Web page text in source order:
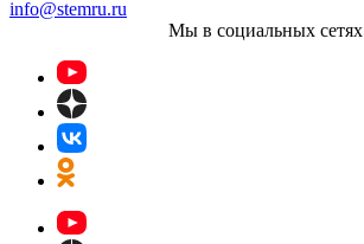
info@stemru.ru
Мы в социальных сетях